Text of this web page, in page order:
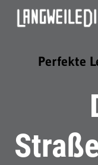
Perfekte